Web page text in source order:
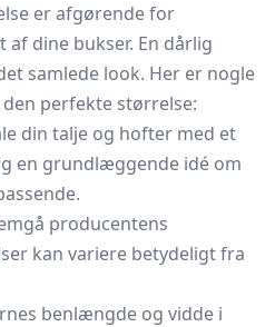
er afgørende for
dine bukser. En dårlig
samlede look. Her er nogle
perfekte størrelse:
din talje og hofter med et
en grundlæggende idé om
producentens
kan variere betydeligt fra
benlængde og vidde i